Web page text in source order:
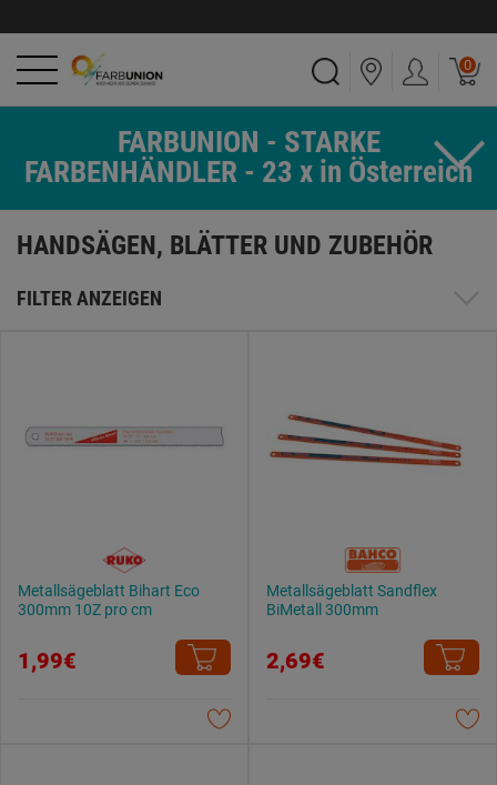
0
FARBUNION - STARKE
FARBENHÄNDLER - 23 x in Österreich
HANDSÄGEN, BLÄTTER UND ZUBEHÖR
FILTER ANZEIGEN
Metallsägeblatt Bihart Eco
300mm 10Z pro cm
1,99€
Metallsägeblatt Sandflex
BiMetall 300mm
2,69€